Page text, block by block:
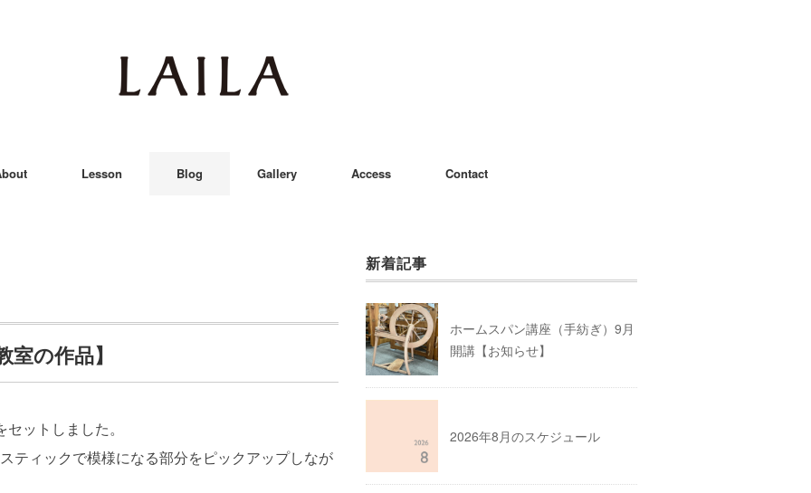
Lesson Blog Gallery Access Contact
の作品】
ットしました。
ティックで模様になる部分をピックアップしなが
新着記事
ホームスパン講座（手紡ぎ）9月
開講【お知らせ】
2026年8月のスケジュール